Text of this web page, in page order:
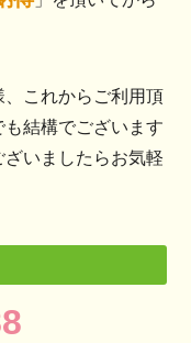
、これからご利用頂
結構でございます
いましたらお気軽